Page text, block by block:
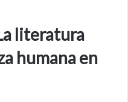
literatura
humana en